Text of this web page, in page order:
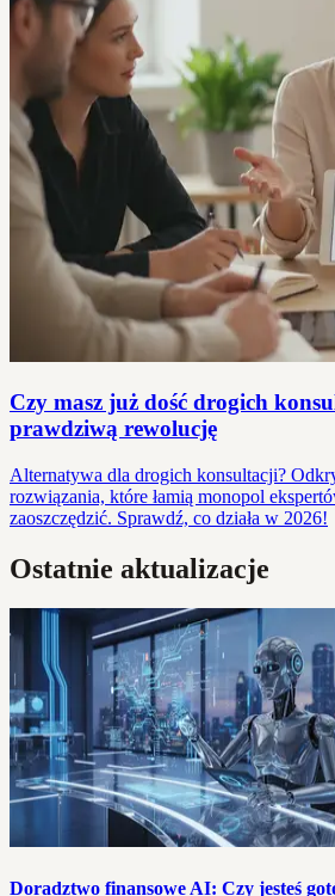
Czy masz już dość drogich
prawdziwą rewolucję
Alternatywa dla drogich konsultacji?
rozwiązania, które łamią monopol
zaoszczędzić. Sprawdź, co działa w 2026!
Ostatnie aktualizacje
Doradztwo finansowe AI: Czy jesteś